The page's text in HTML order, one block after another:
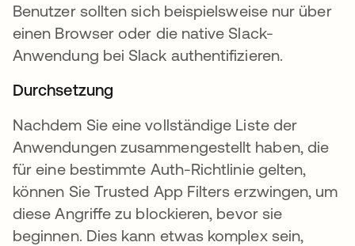
Benutzer sollten sich beispielsweise nur über
einen Browser oder die native Slack-
Anwendung bei Slack authentifizieren.
Durchsetzung
Nachdem Sie eine vollständige Liste der
Anwendungen zusammengestellt haben, die
für eine bestimmte Auth-Richtlinie gelten,
können Sie Trusted App Filters erzwingen, um
diese Angriffe zu blockieren, bevor sie
beginnen. Dies kann etwas komplex sein,